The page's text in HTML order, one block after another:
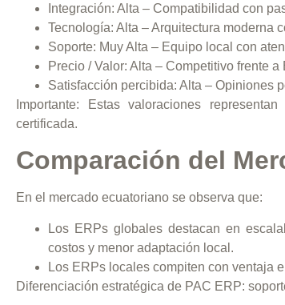
Integración: Alta – Compatibilidad con
Tecnología: Alta – Arquitectura moderna
Soporte: Muy Alta – Equipo local con
Precio / Valor: Alta – Competitivo frente
Satisfacción percibida: Alta – Opiniones
Importante: Estas valoraciones
certificada.
Comparación del
En el mercado ecuatoriano se observa que:
Los ERPs globales destacan en
costos y menor adaptación local.
Los ERPs locales compiten con ventaja
Diferenciación estratégica de PAC ERP: